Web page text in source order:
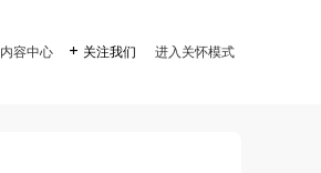
内容中心  关注我们 进入关怀模式